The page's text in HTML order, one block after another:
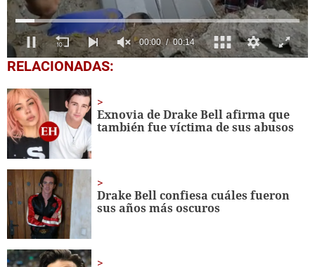
0
seconds
14
seconds
RELACIONADAS:
Exnovia de Drake Bell afirma que
también fue víctima de sus abusos
Drake Bell confiesa cuáles fueron
sus años más oscuros